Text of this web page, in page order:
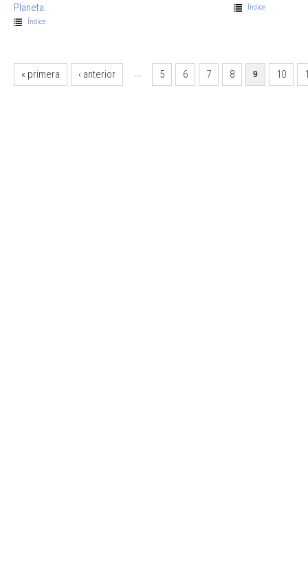
Planeta.
Índice
Índice
PÁGINAS
« primera ‹ anterior 5 6 7 8 9 10